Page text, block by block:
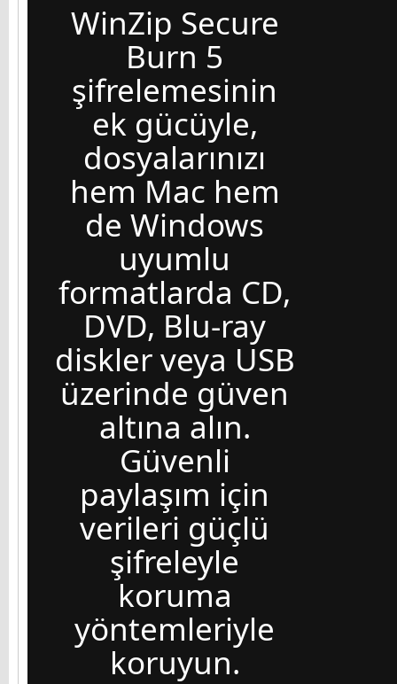
WinZip Secure
Burn 5
şifrelemesinin
ek gücüyle,
dosyalarınızı
hem Mac hem
de Windows
uyumlu
formatlarda CD,
DVD, Blu-ray
diskler veya USB
üzerinde güven
altına alın.
Güvenli
paylaşım için
verileri güçlü
şifreleyle
koruma
yöntemleriyle
koruyun.